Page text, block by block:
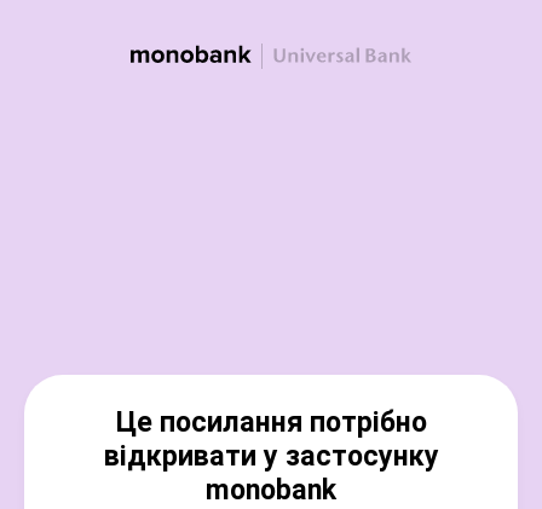
Це посилання потрібно
відкривати у застосунку
monobank